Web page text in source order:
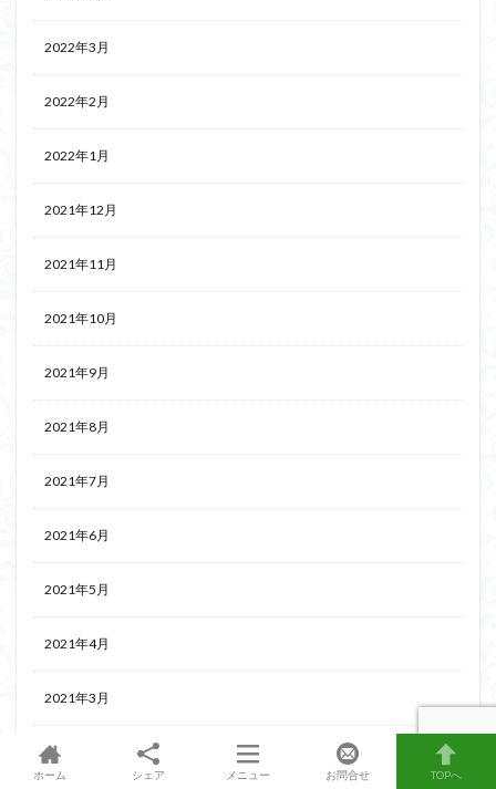
2022年3月
2022年2月
2022年1月
2021年12月
2021年11月
2021年10月
2021年9月
2021年8月
2021年7月
2021年6月
2021年5月
2021年4月
2021年3月
2021年2月
ホーム シェア メニュー お問合せ TOPへ